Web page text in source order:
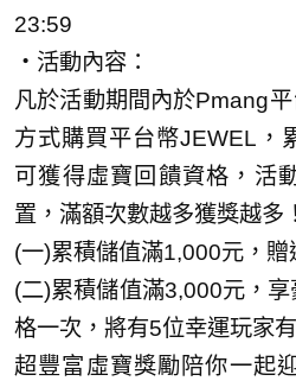
23:59
・活動內容：
凡於活動期間內於Pmang
方式購買平台幣JEWEL，
可獲得虛寶回饋資格，活
置，滿額次數越多獲獎越多！
(一)累積儲值滿1,000元，贈
(二)累積儲值滿3,000元，
格一次，將有5位幸運玩家
超豐富虛寶獎勵陪你一起